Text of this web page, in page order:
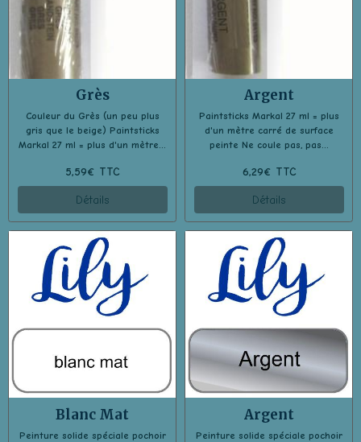
Grès
Couleur du Grès (un peu plus
gris que le beige) Paintsticks
Markal 27 ml = plus d'un mètre...
5,59€ TTC
Détails
Argent
Paintsticks Markal 27 ml = plus
d'un mètre carré de surface
peinte Ne coule pas, pas...
6,29€ TTC
Détails
Blanc Mat
Peinture solide spéciale pochoir
Argent
Peinture solide spéciale pochoir